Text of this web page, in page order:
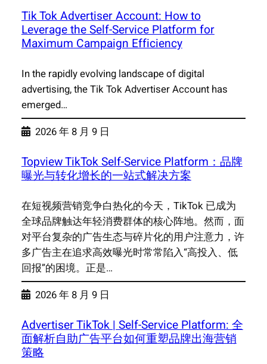
Tik Tok Advertiser Account: How to
Leverage the Self-Service Platform for
Maximum Campaign Efficiency
In the rapidly evolving landscape of digital
advertising, the Tik Tok Advertiser Account has
emerged…
2026 年 8 月 9 日
Topview TikTok Self-Service Platform：品牌
曝光与转化增长的一站式解决方案
在短视频营销竞争白热化的今天，TikTok 已成为
全球品牌触达年轻消费群体的核心阵地。然而，面
对平台复杂的广告生态与碎片化的用户注意力，许
多广告主在追求高效曝光时常常陷入“高投入、低
回报”的困境。正是…
2026 年 8 月 9 日
Advertiser TikTok | Self-Service Platform: 全
面解析自助广告平台如何重塑品牌出海营销
策略